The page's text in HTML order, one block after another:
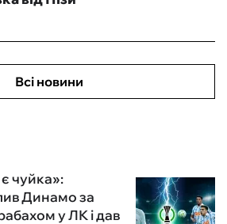
Всі новини
чуйка»:
Динамо за
у ЛК і дав